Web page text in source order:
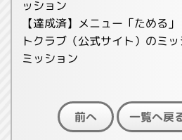
ッション
【達成済】メニュー「ためる
トクラブ（公式サイト）のミ
ミッション
前へ 一覧へ戻